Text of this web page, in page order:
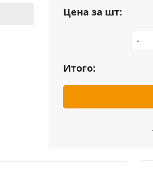
Цена за шт:
-
Итого: